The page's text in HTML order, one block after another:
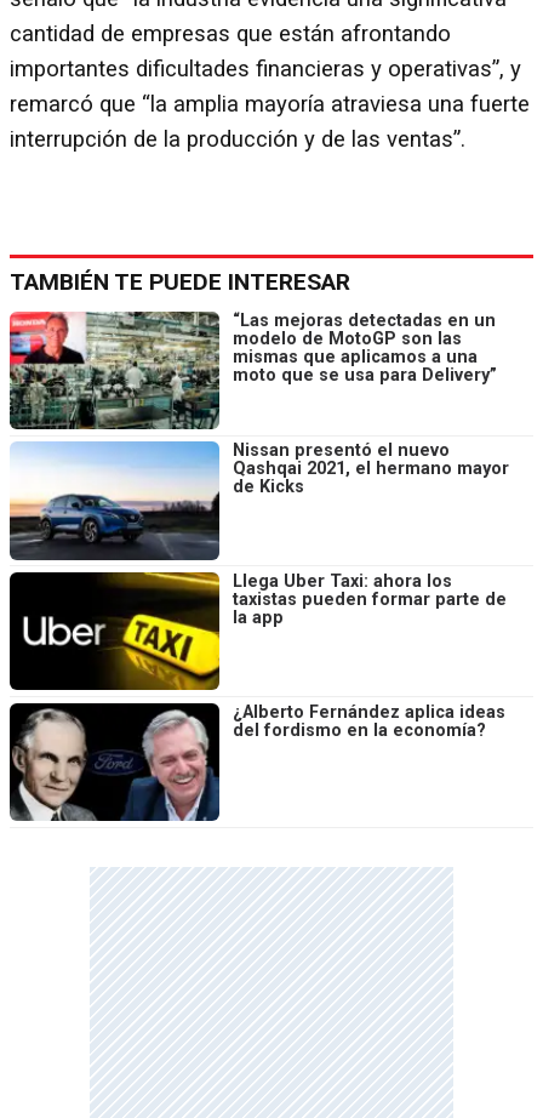
cantidad de empresas que están afrontando
importantes dificultades financieras y operativas”, y
remarcó que “la amplia mayoría atraviesa una fuerte
interrupción de la producción y de las ventas”.
TAMBIÉN TE PUEDE INTERESAR
“Las mejoras detectadas en un
modelo de MotoGP son las
mismas que aplicamos a una
moto que se usa para Delivery”
Nissan presentó el nuevo
Qashqai 2021, el hermano mayor
de Kicks
Llega Uber Taxi: ahora los
taxistas pueden formar parte de
la app
¿Alberto Fernández aplica ideas
del fordismo en la economía?